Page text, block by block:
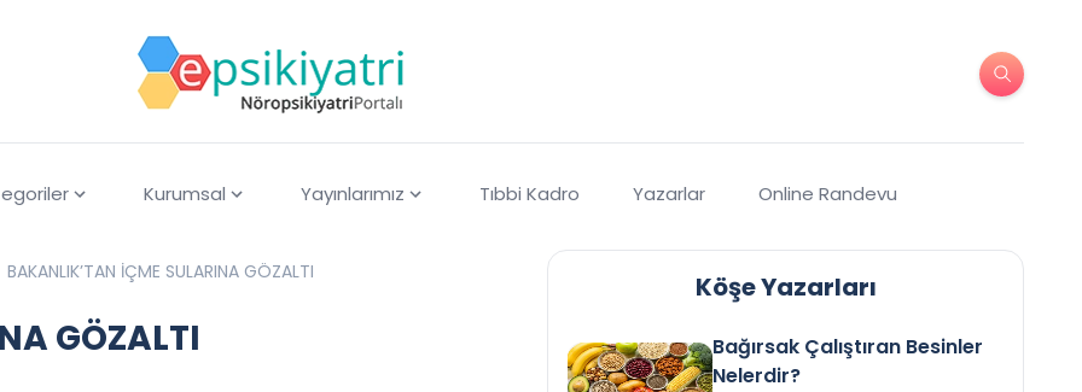
Kurumsal Yayınlarımız Tıbbi Kadro Yazarlar Online Randevu
BAKANLIK’TAN İÇME SULARINA GÖZALTI
GÖZALTI
Köşe Yazarları
Bağırsak Çalıştıran Besinler
Nelerdir?